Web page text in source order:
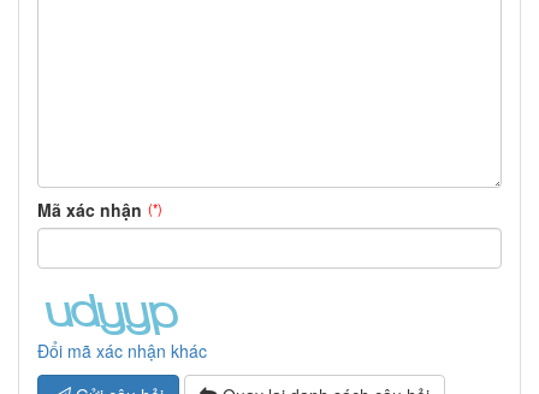
Mã xác nhận (*)
Đổi mã xác nhận khác